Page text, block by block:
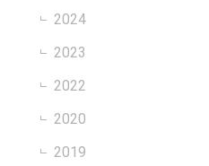
2024
2023
2022
2020
2019